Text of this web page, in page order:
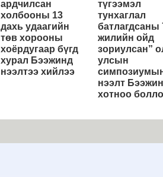
ардчилсан
холбооны 13
дахь удаагийн
төв хорооны
хоёрдугаар бүгд
хурал Бээжинд
нээлтээ хийлээ
түгээмэл
тунхаглал
батлагдсаны
жилийн ойд
зориулсан”
улсын
нээлт Бээжин
хотноо